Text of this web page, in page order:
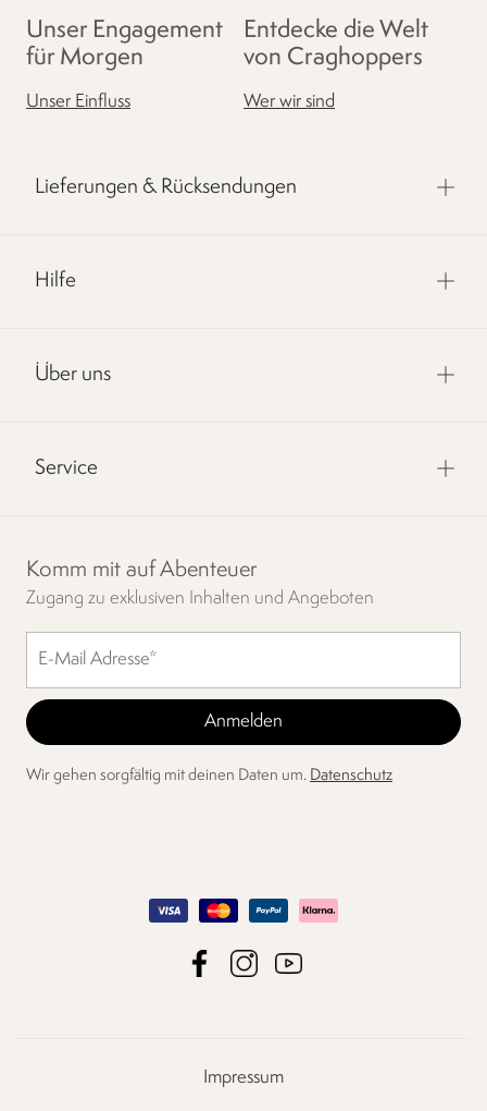
Unser Engagement
für Morgen
Unser Einfluss
Entdecke die Welt
von Craghoppers
Wer wir sind
Lieferungen & Rücksendungen
Hilfe
Über uns
Service
Komm mit auf Abenteuer
Zugang zu exklusiven Inhalten und Angeboten
Wir gehen sorgfältig mit deinen Daten um. Datenschutz
Impressum